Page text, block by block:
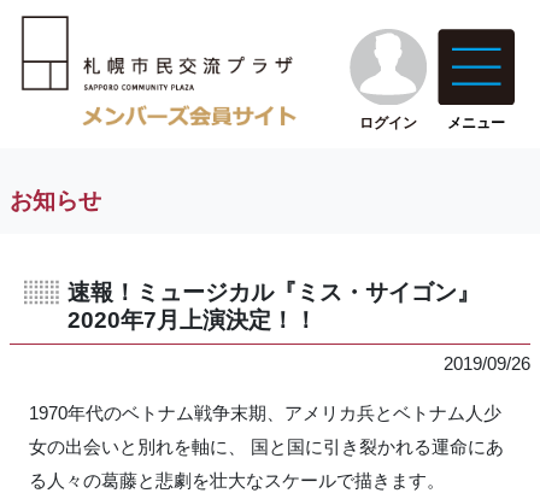
ログイン メニュー
お知らせ
速報！ミュージカル『ミス・サイゴン』
2020年7月上演決定！！
2019/09/26
1970年代のベトナム戦争末期、アメリカ兵とベトナム人少
女の出会いと別れを軸に、 国と国に引き裂かれる運命にあ
る人々の葛藤と悲劇を壮大なスケールで描きます。